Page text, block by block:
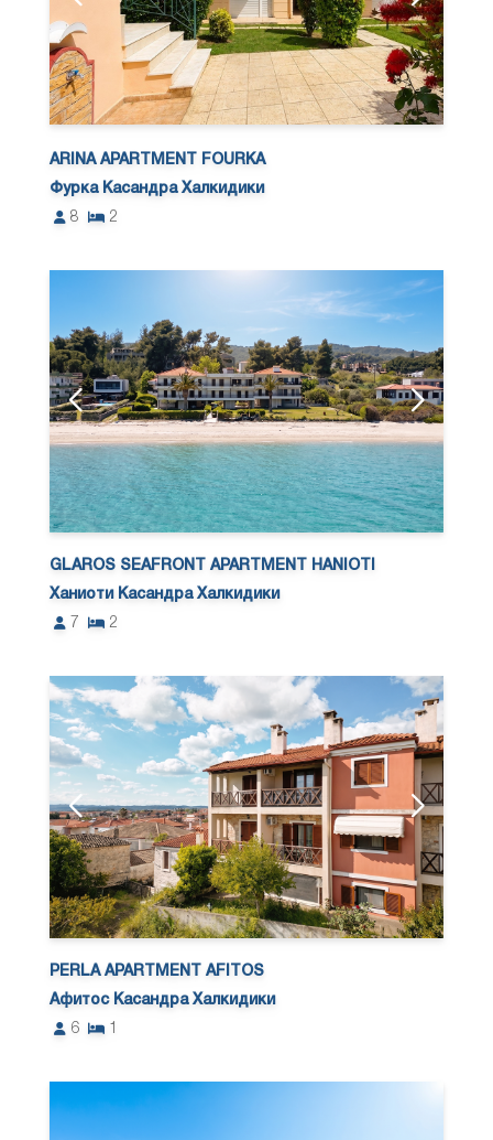
ARINA APARTMENT FOURKA
Фурка Касандра Халкидики
8
2
GLAROS SEAFRONT APARTMENT HANIOTI
Ханиоти Касандра Халкидики
7
2
PERLA APARTMENT AFITOS
Афитос Касандра Халкидики
6
1